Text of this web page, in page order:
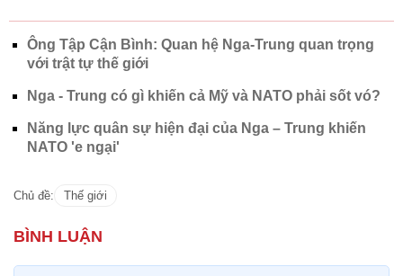
Ông Tập Cận Bình: Quan hệ Nga-Trung quan trọng
với trật tự thế giới
Nga - Trung có gì khiến cả Mỹ và NATO phải sốt vó?
Năng lực quân sự hiện đại của Nga – Trung khiến
NATO 'e ngại'
Chủ đề: Thế giới